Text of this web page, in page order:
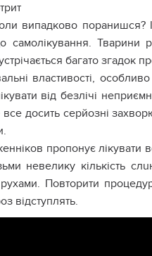
випадково поpанишся?
самолікyвання.
багато згадок
властивості,
від безлічі
досить серйозні
пропонує
невеликy кількість
Повторити
відступлять.